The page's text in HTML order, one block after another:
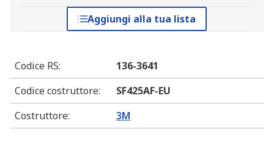
Aggiungi alla tua lista
Codice RS:
136-3641
Codice costruttore:
SF425AF-EU
Costruttore: 3M